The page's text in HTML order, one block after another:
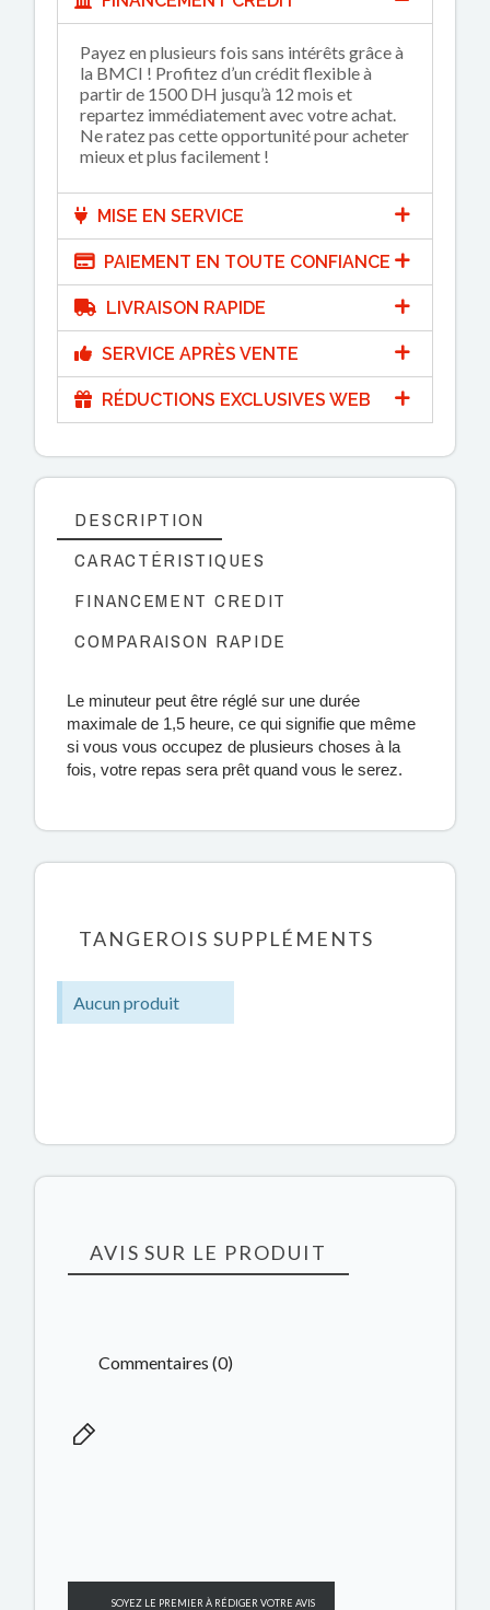
Payez en plusieurs fois sans intérêts grâce à
la BMCI ! Profitez d’un crédit flexible à
partir de 1500 DH jusqu’à 12 mois et
repartez immédiatement avec votre achat.
Ne ratez pas cette opportunité pour acheter
mieux et plus facilement !
MISE EN SERVICE
PAIEMENT EN TOUTE CONFIANCE
LIVRAISON RAPIDE
SERVICE APRÈS VENTE
RÉDUCTIONS EXCLUSIVES WEB
DESCRIPTION
CARACTÉRISTIQUES
FINANCEMENT CREDIT
COMPARAISON RAPIDE
Le minuteur peut être réglé sur une durée
maximale de 1,5 heure, ce qui signifie que même
si vous vous occupez de plusieurs choses à la
fois, votre repas sera prêt quand vous le serez.
TANGEROIS SUPPLÉMENTS
Aucun produit
AVIS SUR LE PRODUIT
Commentaires (0)
SOYEZ LE PREMIER À RÉDIGER VOTRE AVIS